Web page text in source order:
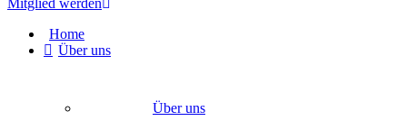
Mitglied werden
Home
Über uns
Über uns